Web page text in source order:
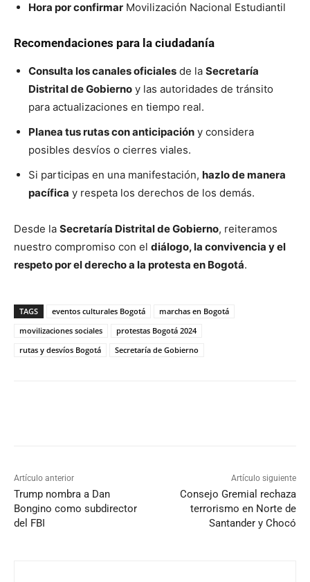
Hora por confirmar Movilización Nacional Estudiantil
Recomendaciones para la ciudadanía
Consulta los canales oficiales de la Secretaría
Distrital de Gobierno y las autoridades de tránsito
para actualizaciones en tiempo real.
Planea tus rutas con anticipación y considera
posibles desvíos o cierres viales.
Si participas en una manifestación, hazlo de manera
pacífica y respeta los derechos de los demás.
Desde la Secretaría Distrital de Gobierno, reiteramos
nuestro compromiso con el diálogo, la convivencia y el
respeto por el derecho a la protesta en Bogotá.
TAGS eventos culturales Bogotá
marchas en Bogotá
movilizaciones sociales
protestas Bogotá 2024
rutas y desvíos Bogotá
Secretaría de Gobierno
Artículo anterior
Trump nombra a Dan
Bongino como subdirector
del FBI
Artículo siguiente
Consejo Gremial rechaza
terrorismo en Norte de
Santander y Chocó